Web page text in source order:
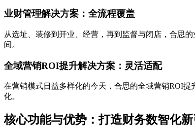
业财管理解决方案：全流程覆盖
从选址、装修到开业、经营，再到监督与闭店，合思
间。
全域营销ROI提升解决方案：灵活适配
在营销模式日益多样化的今天，合思的全域营销ROI
化。
核心功能与优势：打造财务数智化